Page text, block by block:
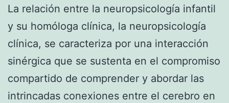
La relación entre la neuropsicología infantil
y su homóloga clínica, la neuropsicología
clínica, se caracteriza por una interacción
sinérgica que se sustenta en el compromiso
compartido de comprender y abordar las
intrincadas conexiones entre el cerebro en